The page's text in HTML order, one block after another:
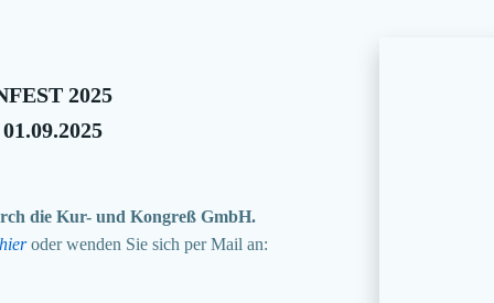
2025
die Kur- und Kongreß GmbH.
hieroder wenden Sie sich per Mail an: